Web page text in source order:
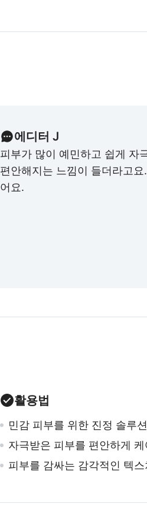
에디터 J
피부가 많이 예민하고 쉽게 자
편안해지는 느낌이 들더라고
어요.
활용법
민감 피부를 위한 진정 솔루션
자극받은 피부를 편안하게 케
피부를 감싸는 감각적인 텍스